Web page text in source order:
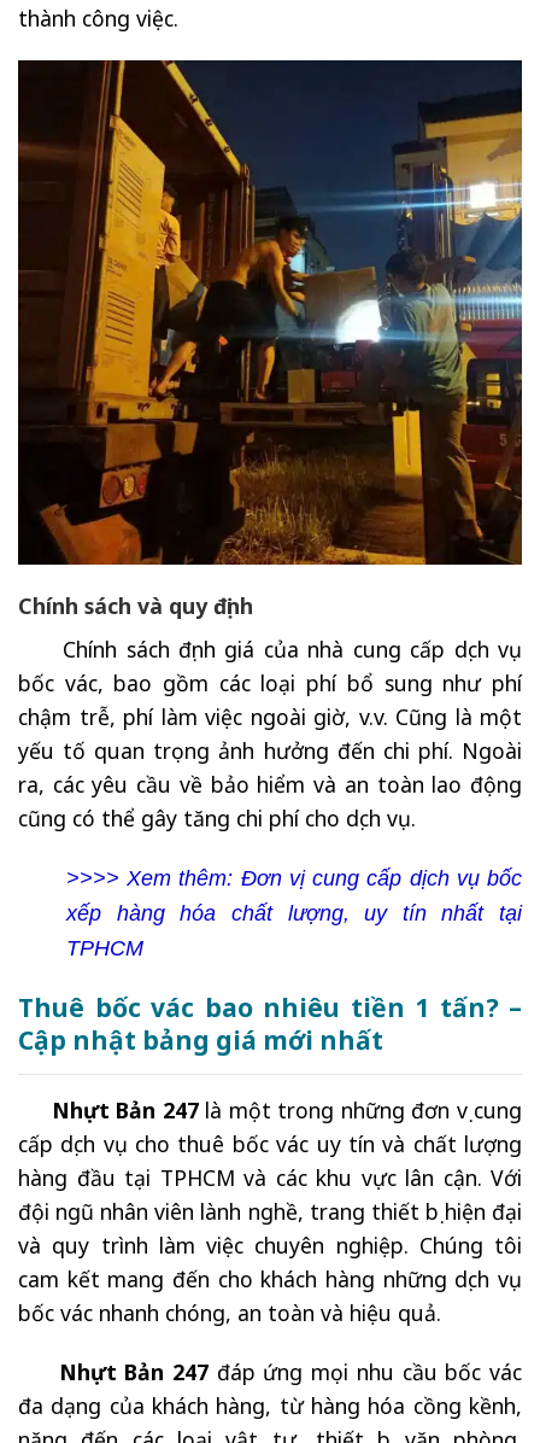
thành công việc.
Chính sách và quy định
Chính sách định giá của nhà cung cấp dịch vụ
bốc vác, bao gồm các loại phí bổ sung như phí
chậm trễ, phí làm việc ngoài giờ, v.v. Cũng là một
yếu tố quan trọng ảnh hưởng đến chi phí. Ngoài
ra, các yêu cầu về bảo hiểm và an toàn lao động
cũng có thể gây tăng chi phí cho dịch vụ.
>>>> Xem thêm: Đơn vị cung cấp dịch vụ bốc
xếp hàng hóa chất lượng, uy tín nhất tại
TPHCM
Thuê bốc vác bao nhiêu tiền 1 tấn? –
Cập nhật bảng giá mới nhất
Nhựt Bản 247là một trong những đơn vị cung
cấp dịch vụ cho thuê bốc vác uy tín và chất lượng
hàng đầu tại TPHCM và các khu vực lân cận. Với
đội ngũ nhân viên lành nghề, trang thiết bị hiện đại
và quy trình làm việc chuyên nghiệp. Chúng tôi
cam kết mang đến cho khách hàng những dịch vụ
bốc vác nhanh chóng, an toàn và hiệu quả.
Nhựt Bản 247 đáp ứng mọi nhu cầu bốc vác
đa dạng của khách hàng, từ hàng hóa cồng kềnh,